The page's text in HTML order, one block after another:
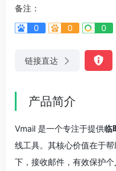
备注：
0
0 0
链接直达
产品简介
Vmail 是一个专注于提供临
线工具。其核心价值在于
下，接收邮件，有效保护